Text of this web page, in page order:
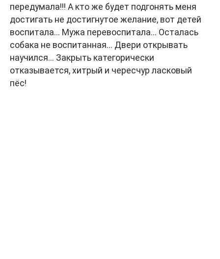
передумала!!! А кто же будет подгонять меня
достигать не достигнутое желание, вот детей
воспитала... Мужа перевоспитала... Осталась
собака не воспитанная... Двери открывать
научился... Закрыть категорически
отказывается, хитрый и чересчур ласковый
пёс!